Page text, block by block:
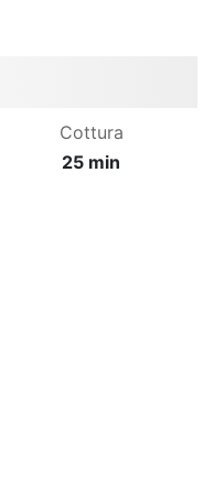
Cottura
25 min